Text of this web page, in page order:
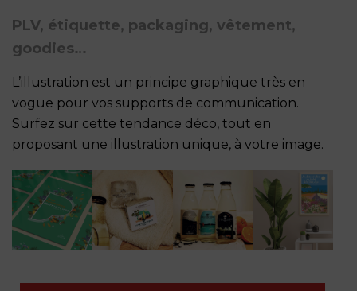
PLV, étiquette, packaging, vêtement,
goodies…
L’illustration est un principe graphique très en
vogue pour vos supports de communication.
Surfez sur cette tendance déco, tout en
proposant une illustration unique, à votre image.